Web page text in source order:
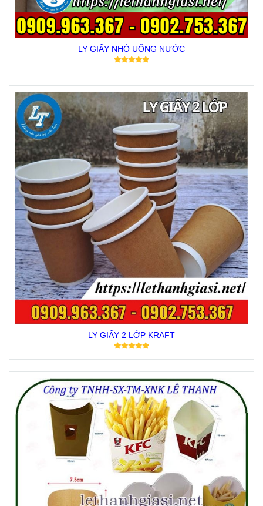
LY GIẤY NHỎ UỐNG NƯỚC
LY GIẤY 2 LỚP KRAFT